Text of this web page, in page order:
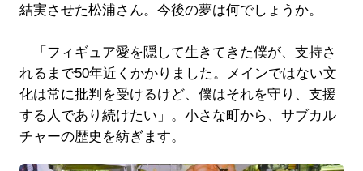
結実させた松浦さん。今後の夢は何でしょうか。
「フィギュア愛を隠して生きてきた僕が、支持さ
れるまで50年近くかかりました。メインではない文
化は常に批判を受けるけど、僕はそれを守り、支援
する人であり続けたい」。小さな町から、サブカル
チャーの歴史を紡ぎます。